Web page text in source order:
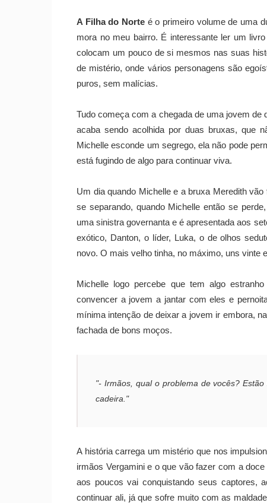
A Filha do Norte é o primeiro volume de uma
mora no meu bairro. É interessante ler um
colocam um pouco de si mesmos nas suas
de mistério, onde vários personagens são
puros, sem malícias.
Tudo começa com a chegada de uma jovem
acaba sendo acolhida por duas bruxas, que
Michelle esconde um segrego, ela não pode
está fugindo de algo para continuar viva.
Um dia quando Michelle e a bruxa Meredith
se separando, quando Michelle então se
uma sinistra governanta e é apresentada aos
exótico, Danton, o líder, Luka, o de olhos
novo. O mais velho tinha, no máximo, uns vinte
Michelle logo percebe que tem algo
convencer a jovem a jantar com eles e
mínima intenção de deixar a jovem ir embora,
fachada de bons moços.
"- Irmãos, qual o problema de vocês?
cadeira."
A história carrega um mistério que nos
irmãos Vergamini e o que vão fazer com a
aos poucos vai conquistando seus captores,
continuar ali, já que sofre muito com as